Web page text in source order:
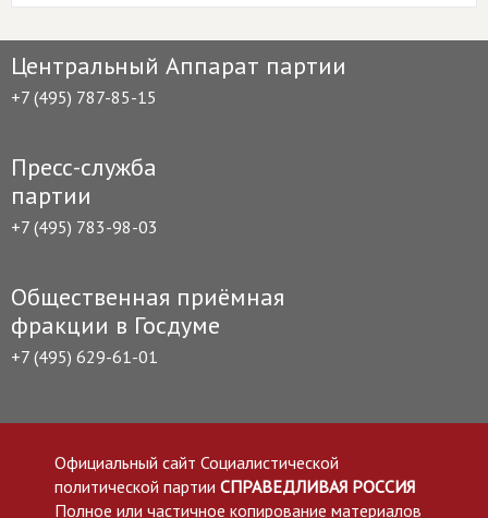
Центральный Аппарат партии
+7 (495) 787-85-15
Пресс-служба
партии
+7 (495) 783-98-03
Общественная приёмная
фракции в Госдуме
+7 (495) 629-61-01
Официальный сайт Социалистической
политической партии СПРАВЕДЛИВАЯ РОССИЯ
Полное или частичное копирование материалов